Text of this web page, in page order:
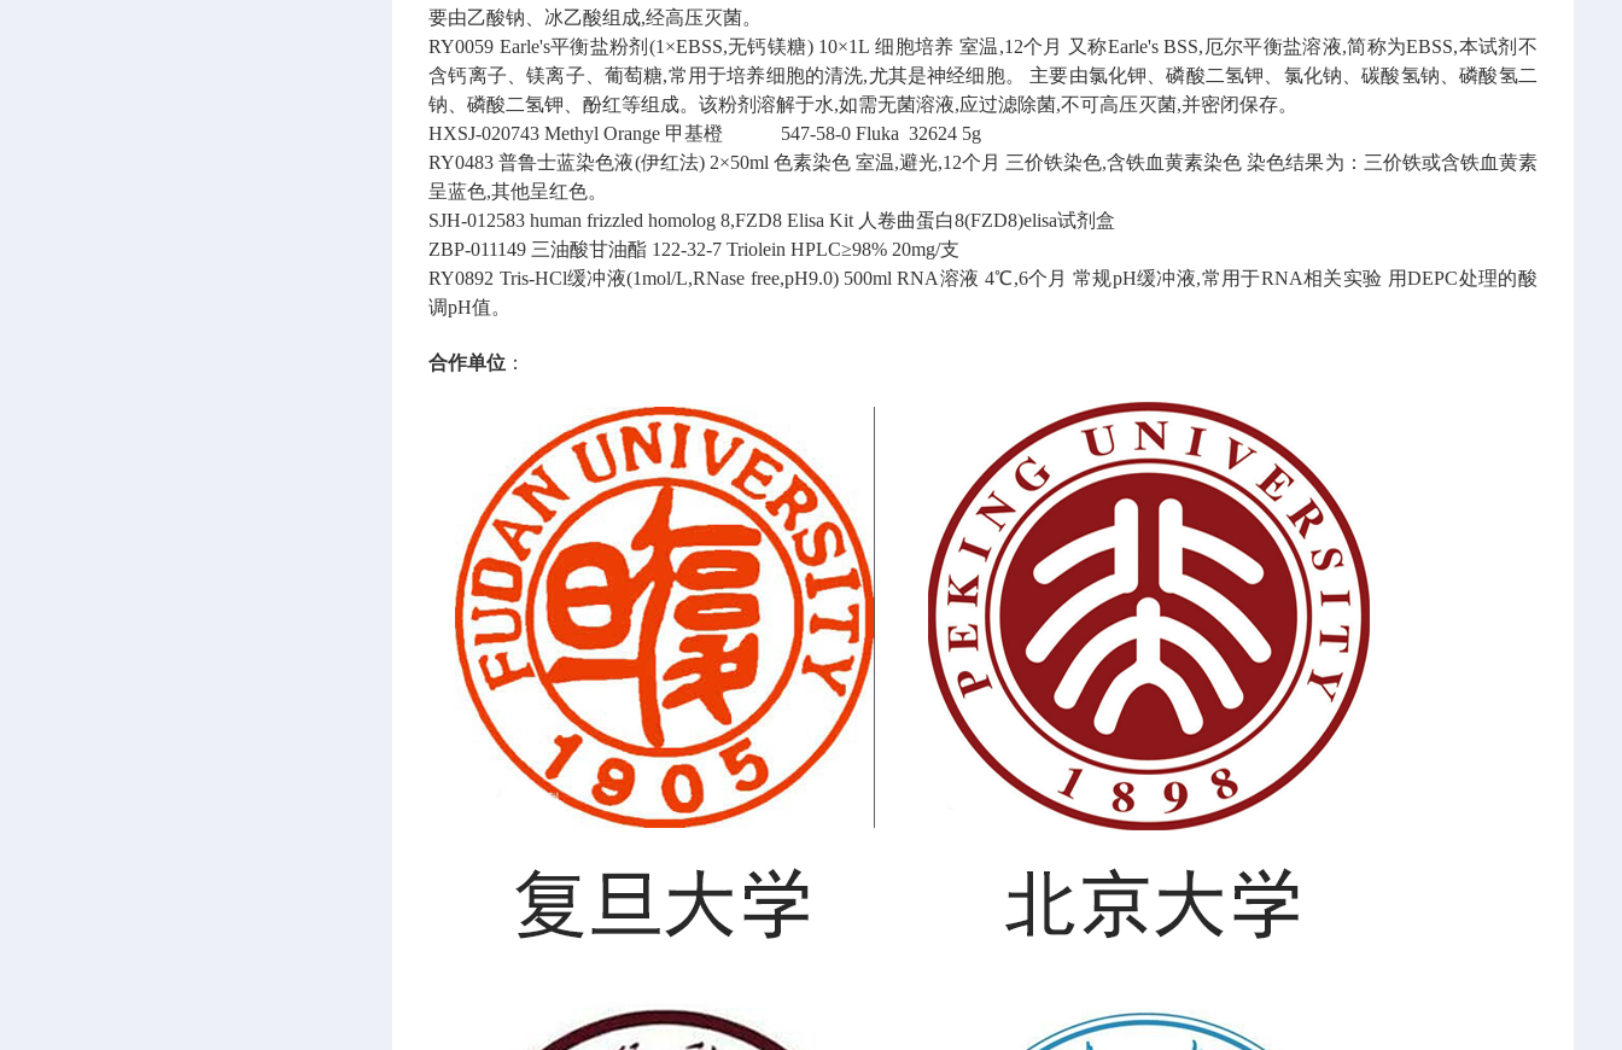
要由乙酸钠、冰乙酸组成,经高压灭菌。
RY0059 Earle's平衡盐粉剂(1×EBSS,无钙镁糖) 10×1L 细胞培养 室温,12个月
又称Earle's BSS,厄尔平衡盐溶液,简称为EBSS,本试剂不
含钙离子、镁离子、葡萄糖,常用于培养细胞的清洗,尤其是神经细胞。
主要由氯化钾、磷酸二氢钾、氯化钠、碳酸氢钠、磷酸氢二
钠、磷酸二氢钾、酚红等组成。该粉剂溶解于水,如需无菌溶液,应过滤除菌,不可高压灭菌,并密闭保存。
HXSJ-020743 Methyl Orange 甲基橙 547-58-0 Fluka 32624 5g
RY0483 普鲁士蓝染色液(伊红法) 2×50ml 色素染色 室温,避光,12个月 三价铁染色,含铁血黄素染色 染色结果为：三价铁或含铁血黄素
呈蓝色,其他呈红色。
SJH-012583 human frizzled homolog 8,FZD8 Elisa Kit 人卷曲蛋白8(FZD8)elisa试剂盒
ZBP-011149 三油酸甘油酯 122-32-7 Triolein HPLC≥98% 20mg/支
RY0892 Tris-HCl缓冲液(1mol/L,RNase free,pH9.0) 500ml RNA溶液 4℃,6个月 常规pH缓冲液,常用于RNA相关实验 用DEPC处理的酸
调pH值。
合作单位 ：